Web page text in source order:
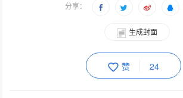
分享：
生成封面
赞 24